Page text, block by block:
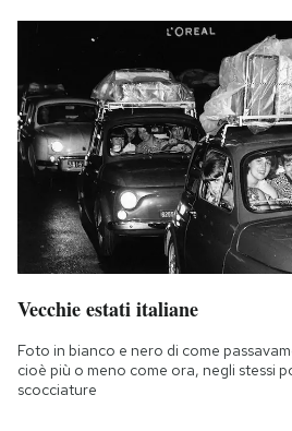
Vecchie estati italiane
Foto in bianco e nero di come
cioè più o meno come ora, negli stessi
scocciature